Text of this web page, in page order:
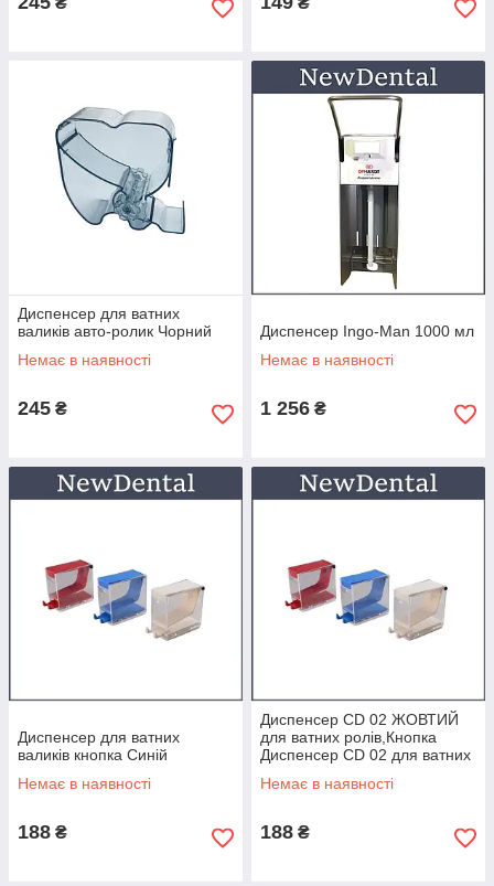
Диспенсер для ватних
валиків авто-ролик Чорний
Немає в наявності
245 ₴
Диспенсер Ingo-Man 1000 мл
Немає в наявності
1 256 ₴
Диспенсер для ватних
валиків кнопка Синій
Немає в наявності
188 ₴
Диспенсер CD 02 ЖОВТИЙ
для ватних ролів,Кнопка
Диспенсер CD 02 для ватних
Немає в наявності
188 ₴